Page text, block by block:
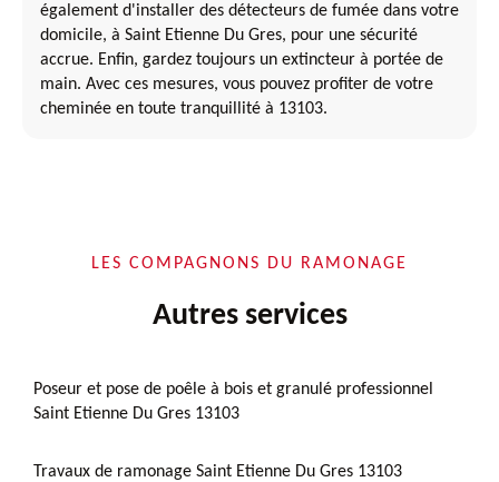
également d'installer des détecteurs de fumée dans votre
domicile, à Saint Etienne Du Gres, pour une sécurité
accrue. Enfin, gardez toujours un extincteur à portée de
main. Avec ces mesures, vous pouvez profiter de votre
cheminée en toute tranquillité à 13103.
LES COMPAGNONS DU RAMONAGE
Autres services
Poseur et pose de poêle à bois et granulé professionnel
Saint Etienne Du Gres 13103
Travaux de ramonage Saint Etienne Du Gres 13103